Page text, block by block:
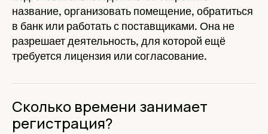
название, организовать помещение, обратиться
в банк или работать с поставщиками. Она не
разрешает деятельность, для которой ещё
требуется лицензия или согласование.
Сколько времени занимает
регистрация?